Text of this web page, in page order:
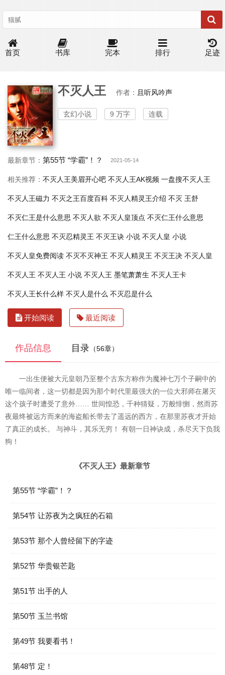
首页 书库 完本 排行 足迹
不灭人王 作者： 且听风吟声
玄幻小说 9 万字 连载
最新章节： 第55节 “学霸”！？ 2021-05-14
相关推荐： 不灭人王美眉开心吧 不灭人王AK视频 一盘搜不灭人王
不灭人王磁力 不灭之王百度百科 不灭人精灵王介绍 不灭 王舒
不灭仁王是什么意思 不灭人欲 不灭人皇顶点 不灭仁王什么意思
仁王什么意思 不灭忍精灵王 不灭王诀 小说 不灭人皇 小说
不灭人皇免费阅读 不灭不灭神王 不灭人精灵王 不灭王决 不灭人皇
不灭人王 不灭人王 小说 不灭人王 墨笔萧萧生 不灭人王卡
不灭人王长什么样 不灭人是什么 不灭忍是什么
开始阅读 最近阅读
作品信息 目录 （56章）
一出生便被大元皇朝乃至整个古东方称作为魔神七万个子嗣中的
唯一临间者，这一切都是因为那个时代里最强大的一位大邪师在屠灭
这个孩子时遭受了意外…… 世间惶恐，千种猜疑，万般悱恻，然而苏
夜最终被远方而来的海盗船长带去了遥远的西方，在那里苏夜才开始
了真正的成长。 与神斗，其乐无穷！ 有朝一日神诀成，杀尽天下负我
狗！
《不灭人王》最新章节
第55节 “学霸”！？
第54节 让苏夜为之疯狂的石箱
第53节 那个人曾经留下的字迹
第52节 华贵银芒匙
第51节 出手的人
第50节 玉兰书馆
第49节 我要看书！
第48节 定！